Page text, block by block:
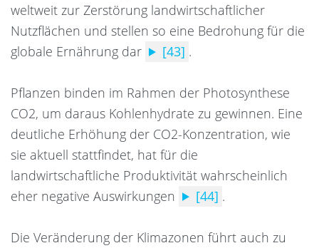
weltweit zur Zerstörung landwirtschaftlicher
Nutzflächen und stellen so eine Bedrohung für die
globale Ernährung dar
[43] .
Pflanzen binden im Rahmen der Photosynthese
CO2, um daraus Kohlenhydrate zu gewinnen. Eine
deutliche Erhöhung der CO2-Konzentration, wie
sie aktuell stattfindet, hat für die
landwirtschaftliche Produktivität wahrscheinlich
eher negative Auswirkungen
[44] .
Die Veränderung der Klimazonen führt auch zu